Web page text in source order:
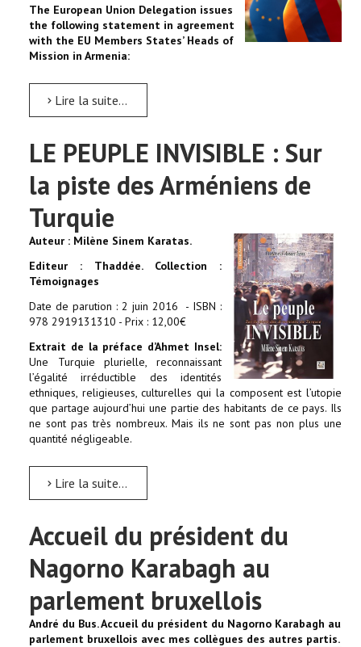
The European Union Delegation issues
the following statement in agreement
with the EU Members States’ Heads of
Mission in Armenia:
Lire la suite...
LE PEUPLE INVISIBLE : Sur
la piste des Arméniens de
Turquie
Auteur : Milène Sinem Karatas.
Editeur : Thaddée. Collection :
Témoignages
Date de parution : 2 juin 2016 - ISBN :
978 2919131310 - Prix : 12,00€
Extrait de la préface d’Ahmet Insel:
Une Turquie plurielle, reconnaissant
l’égalité irréductible des identités
ethniques, religieuses, culturelles qui la composent est l’utopie
que partage aujourd’hui une partie des habitants de ce pays. Ils
ne sont pas très nombreux. Mais ils ne sont pas non plus une
quantité négligeable.
Lire la suite...
Accueil du président du
Nagorno Karabagh au
parlement bruxellois
André du Bus. Accueil du président du Nagorno Karabagh au
parlement bruxellois avec mes collègues des autres partis.